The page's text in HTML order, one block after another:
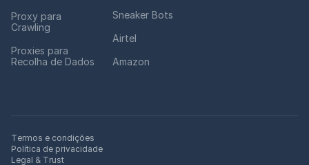
Proxy para
Crawling
Proxies para
Recolha de Dados
Sneaker Bots
Airtel
Amazon
Termos e condições
Política de privacidade
Legal & Trust